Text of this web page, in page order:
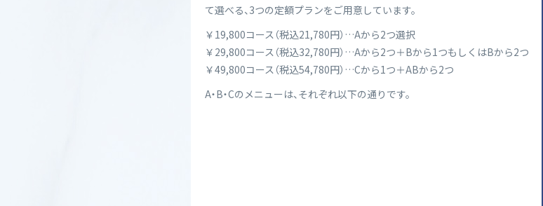
て選べる、3つの定額プランをご用意しています。
￥19,800コース（税込21,780円）…Aから2つ選択
￥29,800コース（税込32,780円）…Aから2つ＋Bから1つもしくはBから2つ
￥49,800コース（税込54,780円）…Cから1つ＋ABから2つ
A・B・Cのメニューは、それぞれ以下の通りです。